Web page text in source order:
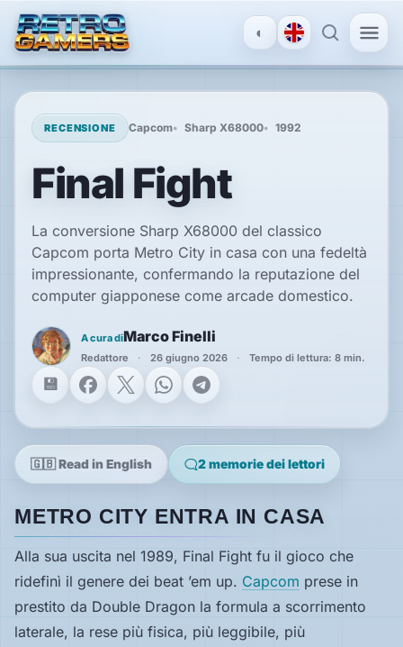
◐
MENU
×
ACCOUNT
/
Registrati
SCOPRI
Recensioni
News
Speciali
Guide
Classici
giocabili
oggi
Emulatori
RECENSIONE Capcom Sharp X68000 1992
Final Fight
La conversione Sharp X68000 del classico
Capcom porta Metro City in casa con una fedeltà
impressionante, confermando la reputazione del
computer giapponese come arcade domestico.
A cura diMarco Finelli
Redattore 26 giugno 2026 Tempo di lettura: 8 min.
Facebook
X WhatsApp
Telegram
🇬🇧 Read in English 2 memorie dei lettori
METRO CITY ENTRA IN CASA
Alla sua uscita nel 1989, Final Fight fu il gioco che
ridefinì il genere dei beat ’em up. Capcom prese in
prestito da Double Dragon la formula a scorrimento
laterale, la rese più fisica, più leggibile, più